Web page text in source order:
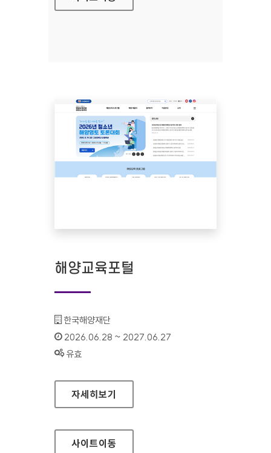
해양교육포털
기관명 :
한국해양재단
인증기간 :
2026.06.28 ~ 2027.06.27
상태 :
유효
해양교육포털
자세히보기
사이트이동